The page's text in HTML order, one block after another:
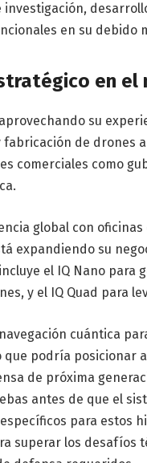
investigación,
en su debido
en el
su
de drones
comerciales como
global con
expandiendo su
el IQ Nano para
y el IQ Quad para
cuántica
podría posicionar
de próxima
antes de que el
para estos
superar los desafíos